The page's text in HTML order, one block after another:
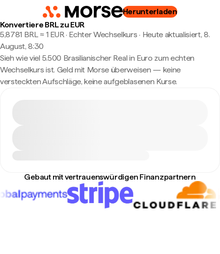
Herunterladen
Konvertiere BRL zu EUR
5,8781 BRL ≈ 1 EUR · Echter Wechselkurs · Heute aktualisiert, 8.
August, 8:30
Sieh wie viel 5.500 Brasilianischer Real in Euro zum echten
Wechselkurs ist. Geld mit Morse überweisen — keine
versteckten Aufschläge, keine aufgeblasenen Kurse.
Gebaut mit vertrauenswürdigen Finanzpartnern